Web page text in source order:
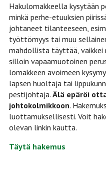
Hakulomakkeella kysytään
minkä perhe-etuuksien
johtaneet tilanteeseen,
työttömyys tai muu
mahdollista täyttää,
silloin vapaamuotoinen
lomakkeen avoimeen
lapsen huoltaja tai
pestijohtaja. Älä epäröi
johtokolmikkoon.
luottamuksellisesti. Voit
olevan linkin kautta.
Täytä hakemus